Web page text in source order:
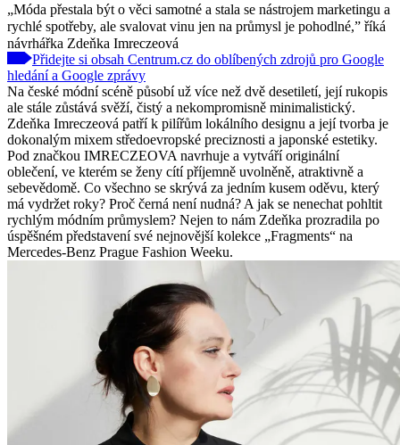
„Móda přestala být o věci samotné a stala se nástrojem marketingu a
rychlé spotřeby, ale svalovat vinu jen na průmysl je pohodlné,” říká
návrhářka Zdeňka Imreczeová
Přidejte si obsah Centrum.cz do oblíbených zdrojů pro Google
hledání a Google zprávy
Na české módní scéně působí už více než dvě desetiletí, její rukopis
ale stále zůstává svěží, čistý a nekompromisně minimalistický.
Zdeňka Imreczeová patří k pilířům lokálního designu a její tvorba je
dokonalým mixem středoevropské preciznosti a japonské estetiky.
Pod značkou IMRECZEOVA navrhuje a vytváří originální
oblečení, ve kterém se ženy cítí příjemně uvolněně, atraktivně a
sebevědomě. Co všechno se skrývá za jedním kusem oděvu, který
má vydržet roky? Proč černá není nudná? A jak se nenechat pohltit
rychlým módním průmyslem? Nejen to nám Zdeňka prozradila po
úspěšném představení své nejnovější kolekce „Fragments“ na
Mercedes-Benz Prague Fashion Weeku.